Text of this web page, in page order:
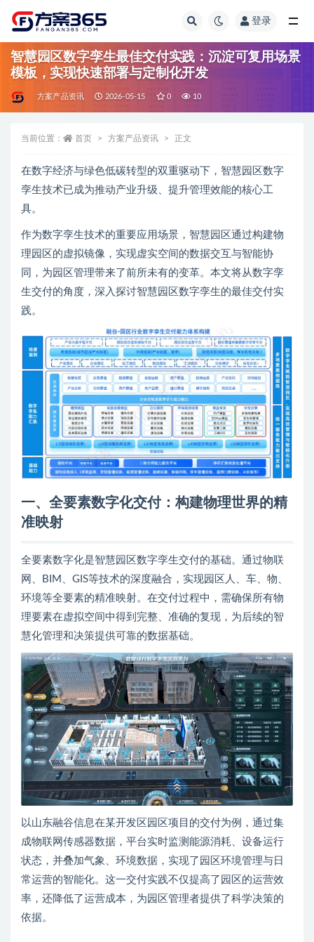
登录
智慧园区数字孪生最佳交付实践：沉淀可复用场景
模板，实现快速部署与定制化开发
方案产品资讯 2026-05-15 0 10
当前位置： 首页 方案产品资讯 正文
在数字经济与绿色低碳转型的双重驱动下，智慧园区数字
孪生技术已成为推动产业升级、提升管理效能的核心工
具。
作为数字孪生技术的重要应用场景，智慧园区通过构建物
理园区的虚拟镜像，实现虚实空间的数据交互与智能协
同，为园区管理带来了前所未有的变革。本文将从数字孪
生交付的角度，深入探讨智慧园区数字孪生的最佳交付实
践。
一、全要素数字化交付：构建物理世界的精
准映射
全要素数字化是智慧园区数字孪生交付的基础。通过物联
网、BIM、GIS等技术的深度融合，实现园区人、车、物、
环境等全要素的精准映射。在交付过程中，需确保所有物
理要素在虚拟空间中得到完整、准确的复现，为后续的智
慧化管理和决策提供可靠的数据基础。
以山东融谷信息在某开发区园区项目的交付为例，通过集
成物联网传感器数据，平台实时监测能源消耗、设备运行
状态，并叠加气象、环境数据，实现了园区环境管理与日
常运营的智能化。这一交付实践不仅提高了园区的运营效
率，还降低了运营成本，为园区管理者提供了科学决策的
依据。